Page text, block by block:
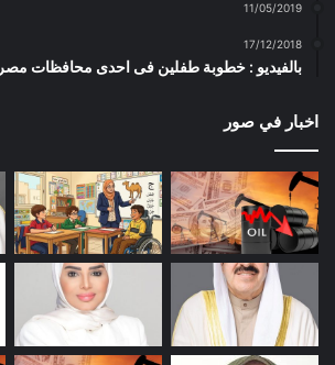
11/05/2019
17/12/2018
بالفيديو : خطوبة طفلين فى احدى محافظات مصر
اخبار في صور